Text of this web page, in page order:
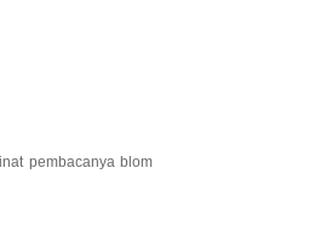
pembacanya blom